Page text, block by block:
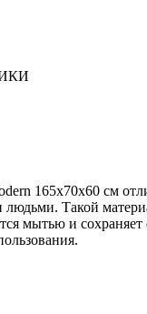
165х70х60 см
Такой
мытью и